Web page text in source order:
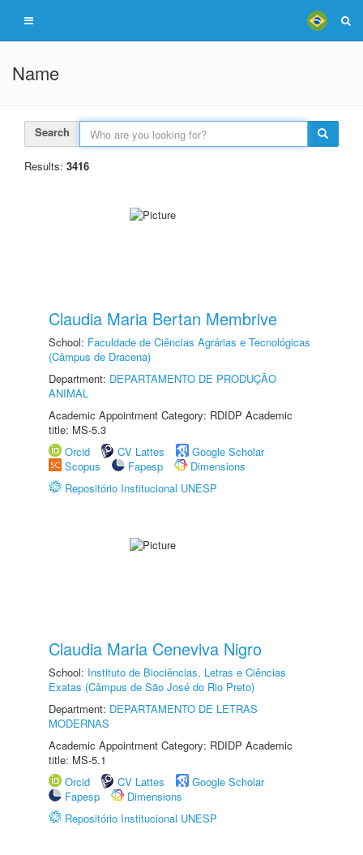
Name
Search
Results: 3416
Claudia Maria Bertan Membrive
School: Faculdade de Ciências Agrárias e Tecnológicas
(Câmpus de Dracena)
Department: DEPARTAMENTO DE PRODUÇÃO
ANIMAL
Academic Appointment Category: RDIDP Academic
title: MS-5.3
Orcid
CV Lattes
Google Scholar
Scopus
Fapesp
Dimensions
Repositório Institucional UNESP
Claudia Maria Ceneviva Nigro
School: Instituto de Biociências, Letras e Ciências
Exatas (Câmpus de São José do Rio Preto)
Department: DEPARTAMENTO DE LETRAS
MODERNAS
Academic Appointment Category: RDIDP Academic
title: MS-5.1
Orcid
CV Lattes
Google Scholar
Fapesp
Dimensions
Repositório Institucional UNESP